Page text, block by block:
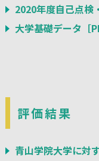
2020年度自己点検
大学基礎データ［
評価結果
青山学院大学に対